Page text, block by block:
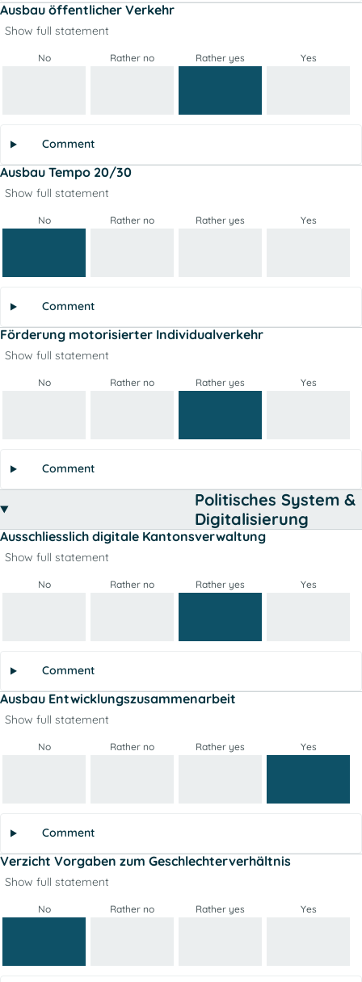
Ausbau öffentlicher Verkehr
Show full statement
No Rather no Rather yes Yes
Comment
Ausbau Tempo 20/30
Show full statement
No Rather no Rather yes Yes
Comment
Förderung motorisierter Individualverkehr
Show full statement
No Rather no Rather yes Yes
Comment
Politisches System &
Digitalisierung
Ausschliesslich digitale Kantonsverwaltung
Show full statement
No Rather no Rather yes Yes
Comment
Ausbau Entwicklungszusammenarbeit
Show full statement
No Rather no Rather yes Yes
Comment
Verzicht Vorgaben zum Geschlechterverhältnis
Show full statement
No Rather no Rather yes Yes